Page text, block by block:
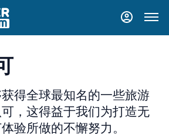
得全球最知名的一些旅游
，这得益于我们为打造无
验所做的不懈努力。